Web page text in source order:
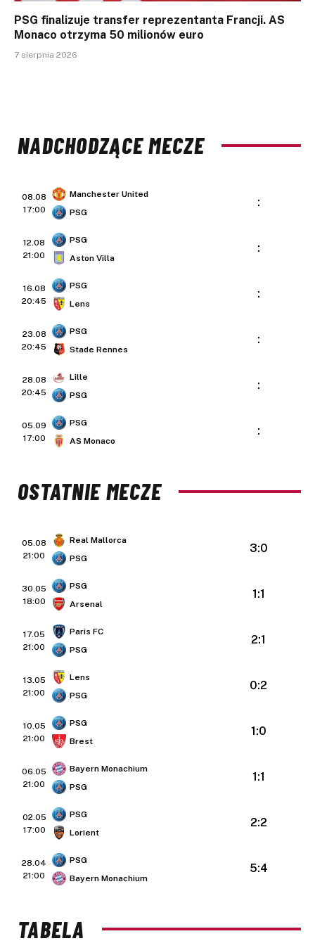
PSG finalizuje transfer reprezentanta Francji. AS
Monaco otrzyma 50 milionów euro
7 sierpnia 2026
NADCHODZĄCE MECZE
08.08
17:00
Manchester United
PSG
:
12.08
21:00
PSG
Aston Villa
:
16.08
20:45
PSG
Lens
:
23.08
20:45
PSG
Stade Rennes
:
28.08
20:45
Lille
PSG
:
05.09
17:00
PSG
AS Monaco
:
OSTATNIE MECZE
05.08
21:00
Real Mallorca
PSG
3:0
30.05
18:00
PSG
Arsenal
1:1
17.05
21:00
Paris FC
PSG
2:1
13.05
21:00
Lens
PSG
0:2
10.05
21:00
PSG
Brest
1:0
06.05
21:00
Bayern Monachium
PSG
1:1
02.05
17:00
PSG
Lorient
2:2
28.04
21:00
PSG
Bayern Monachium
5:4
TABELA